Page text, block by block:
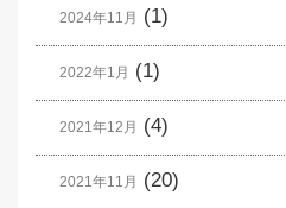
2024年11月 (1)
2022年1月 (1)
2021年12月 (4)
2021年11月 (20)